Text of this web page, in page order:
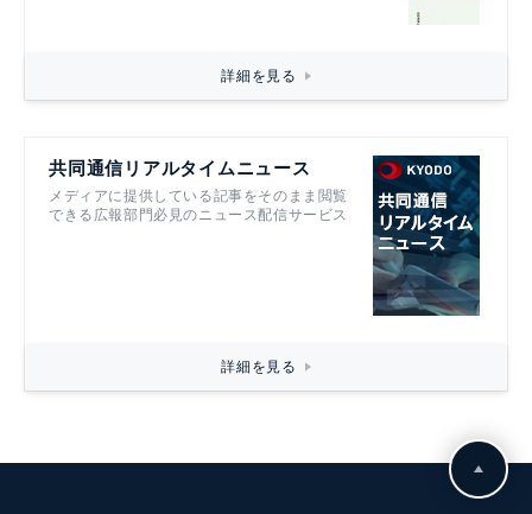
詳細を見る
共同通信リアルタイムニュース
メディアに提供している記事をそのまま閲覧
できる広報部門必見のニュース配信サービス
詳細を見る